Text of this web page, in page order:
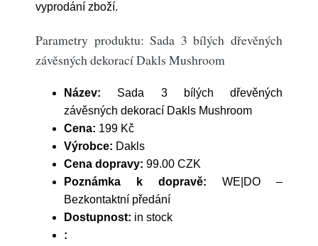
vyprodání zboží.
Parametry produktu: Sada 3 bílých dřevěných
závěsných dekorací Dakls Mushroom
Název: Sada 3 bílých dřevěných
závěsných dekorací Dakls Mushroom
Cena: 199 Kč
Výrobce: Dakls
Cena dopravy: 99.00 CZK
Poznámka k dopravě: WE|DO –
Bezkontaktní předání
Dostupnost: in stock
: